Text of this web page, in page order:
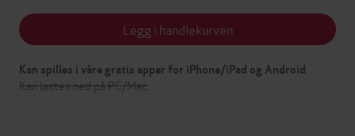
Legg i handlekurven
Kan spilles i våre gratis apper for iPhone/iPad og Android
Kan lastes ned på PC/Mac